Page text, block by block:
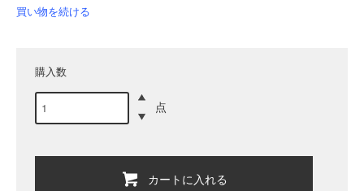
買い物を続ける
購入数
点
カートに入れる